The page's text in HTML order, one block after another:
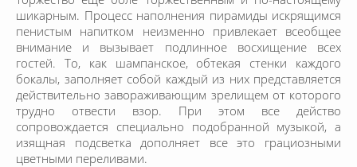
шикарным. Процесс наполнения пирамиды искрящимся
пенистым напитком неизменно привлекает всеобщее
внимание и вызывает подлинное восхищение всех
гостей. То, как шампанское, обтекая стенки каждого
бокалы, заполняет собой каждый из них представляется
действительно завораживающим зрелищем от которого
трудно отвести взор. При этом все действо
сопровождается специально подобранной музыкой, а
изящная подсветка дополняет все это грациозными
цветными переливами.